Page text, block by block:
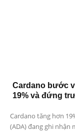
Cardano bước
19% và đứng
Cardano tăng hơn
(ADA) đang ghi nhận